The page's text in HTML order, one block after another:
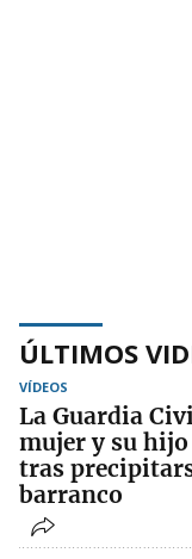
ÚLTIMOS
VÍDEOS
La Guardia
mujer y su
tras
barranco